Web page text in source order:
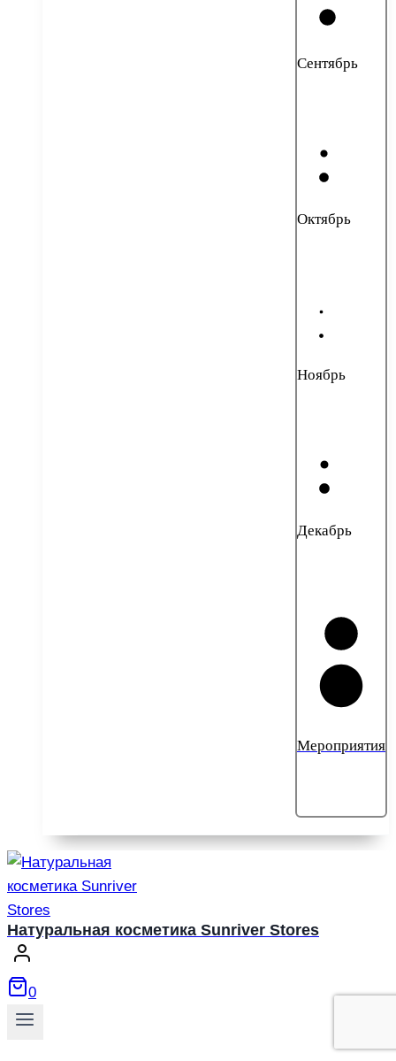
Сентябрь
Октябрь
Ноябрь
Декабрь
Мероприятия
Натуральная косметика Sunriver Stores
0